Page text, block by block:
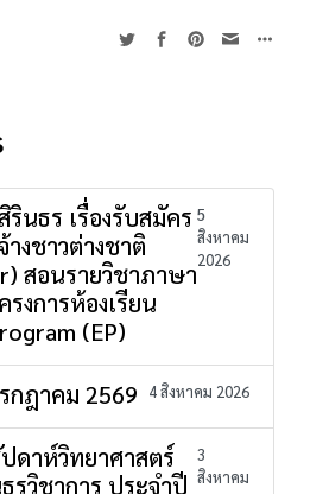
รินธร เรื่องรับสมัคร
งชาวต่างชาติ
สอนรายวิชาภาษา
งการห้องเรียน
(EP)
5
สิงหาคม
2026
กฎาคม 2569 4 สิงหาคม 2026
ดาห์วิทยาศาสตร์
รวิชาการ ประจำปี
3
สิงหาคม